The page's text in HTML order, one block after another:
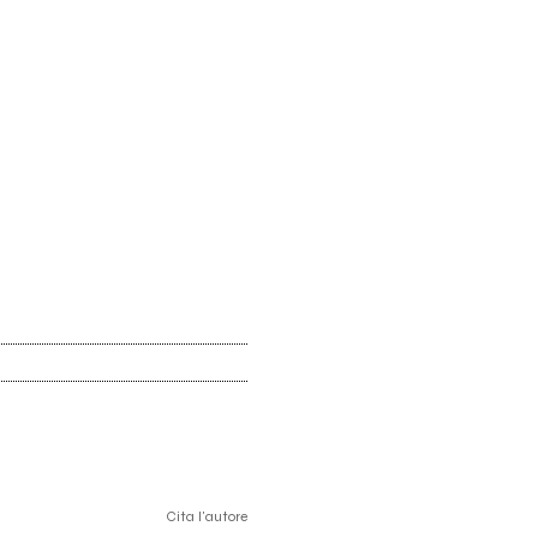
Cita l'autore